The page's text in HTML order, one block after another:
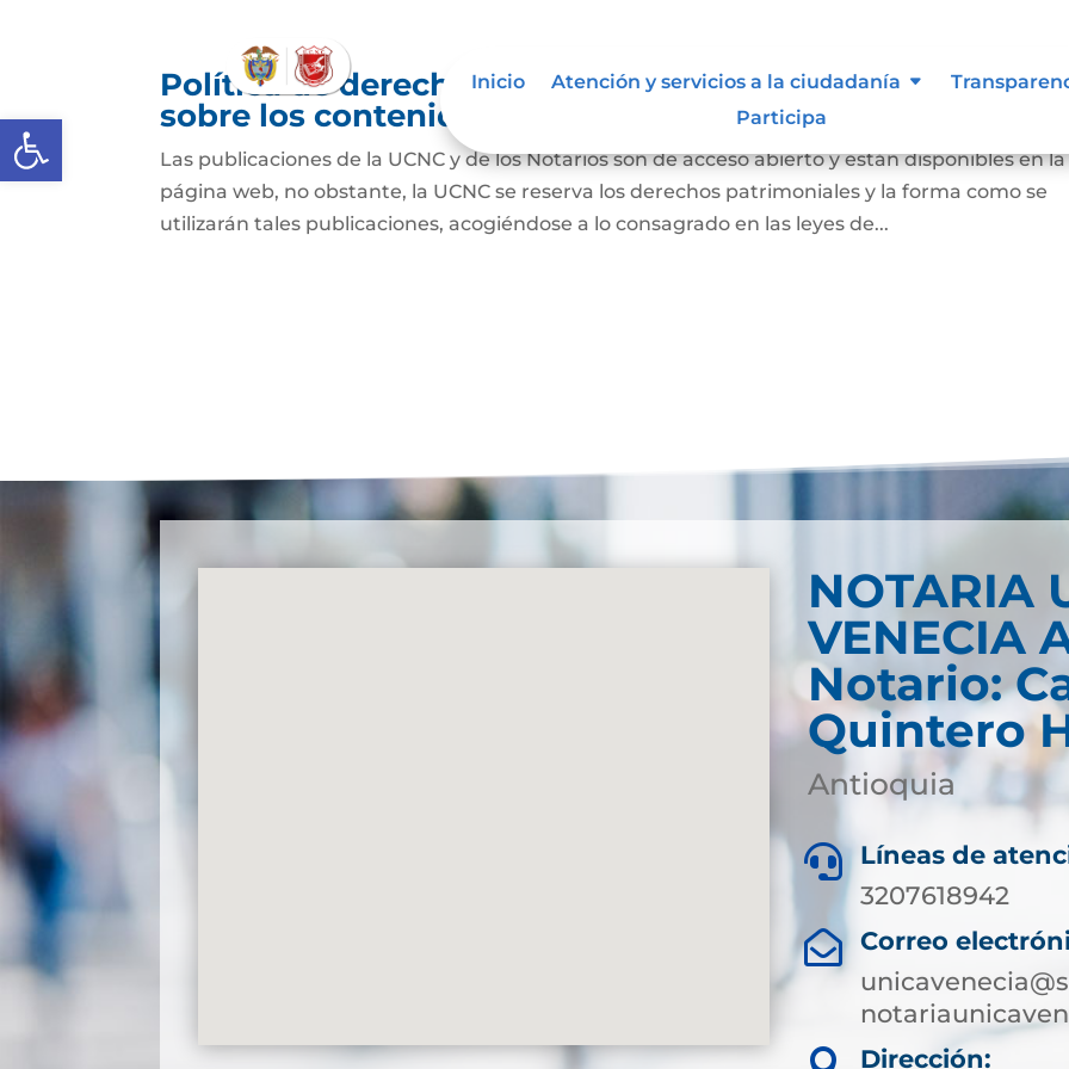
Abrir barra de herramientas
Inicio Atención y servicios a la ciudadanía
Participa
Política de derechos de autor y/o autorización de uso
sobre los contenidos
Las publicaciones de la UCNC y de los Notarios son de acceso abierto y están disponibles en la
página web, no obstante, la UCNC se reserva los derechos patrimoniales y la forma como se
utilizarán tales publicaciones, acogiéndose a lo consagrado en las leyes de...
NOTARIA
VENECIA
Notario:
Quintero
Antioquia

Líneas de
3207618942

Correo
Dirección: